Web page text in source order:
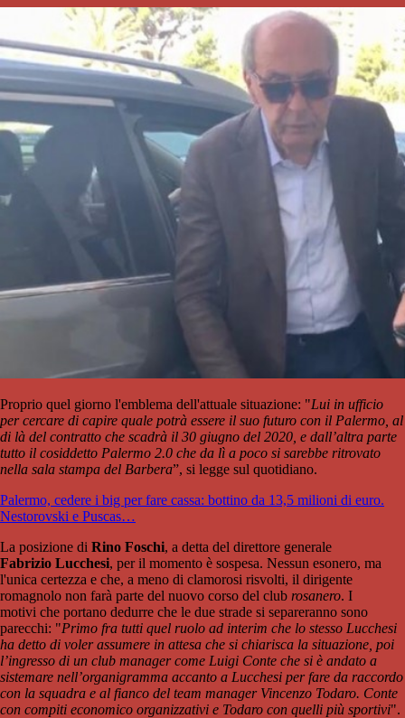
Proprio quel giorno l'emblema dell'attuale situazione: "Lui in ufficio
per cercare di capire quale potrà essere il suo futuro con il Palermo, al
di là del contratto che scadrà il 30 giugno del 2020, e dall’altra parte
tutto il cosiddetto Palermo 2.0 che da lì a poco si sarebbe ritrovato
nella sala stampa del Barbera”, si legge sul quotidiano.
Palermo, cedere i big per fare cassa: bottino da 13,5 milioni di euro.
Nestorovski e Puscas…
La posizione di Rino Foschi, a detta del direttore generale
Fabrizio Lucchesi, per il momento è sospesa. Nessun esonero, ma
l'unica certezza e che, a meno di clamorosi risvolti, il dirigente
romagnolo non farà parte del nuovo corso del club rosanero. I
motivi che portano dedurre che le due strade si separeranno sono
parecchi: "Primo fra tutti quel ruolo ad interim che lo stesso Lucchesi
ha detto di voler assumere in attesa che si chiarisca la situazione, poi
l’ingresso di un club manager come Luigi Conte che si è andato a
sistemare nell’organigramma accanto a Lucchesi per fare da raccordo
con la squadra e al fianco del team manager Vincenzo Todaro. Conte
con compiti economico organizzativi e Todaro con quelli più sportivi".